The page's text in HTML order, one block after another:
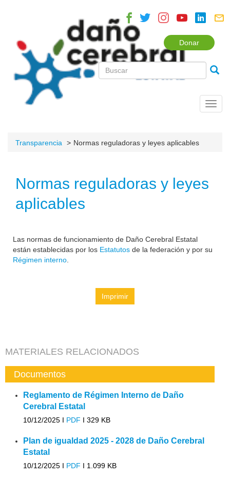
Donar
Transparencia Normas reguladoras y leyes aplicables
Normas reguladoras y leyes
aplicables
Las normas de funcionamiento de Daño Cerebral Estatal
están establecidas por los Estatutos de la federación y por su
Régimen interno
Imprimir
MATERIALES RELACIONADOS
Documentos
Reglamento de Régimen Interno de Daño
Cerebral Estatal
10/12/2025 I PDF I 329 KB
Plan de igualdad 2025 - 2028 de Daño Cerebral
Estatal
10/12/2025 I PDF I 1.099 KB